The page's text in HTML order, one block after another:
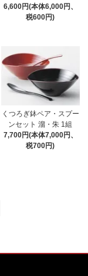
6,600円(本体6,000円、
税600円)
くつろぎ鉢ペア・スプー
ンセット 溜・朱 1組
7,700円(本体7,000円、
税700円)